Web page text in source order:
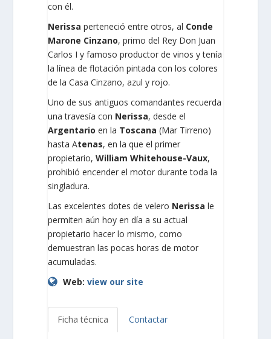
con él.
Nerissa perteneció entre otros, al Conde
Marone Cinzano, primo del Rey Don Juan
Carlos I y famoso productor de vinos y tenía
la línea de flotación pintada con los colores
de la Casa Cinzano, azul y rojo.
Uno de sus antiguos comandantes recuerda
una travesía con Nerissa, desde el
Argentario en la Toscana (Mar Tirreno)
hasta Atenas, en la que el primer
propietario, William Whitehouse-Vaux,
prohibió encender el motor durante toda la
singladura.
Las excelentes dotes de velero Nerissa le
permiten aún hoy en día a su actual
propietario hacer lo mismo, como
demuestran las pocas horas de motor
acumuladas.
Web: view our site
Ficha técnica Contactar